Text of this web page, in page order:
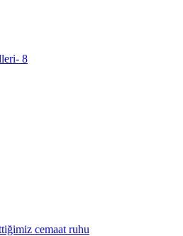
8
cemaat ruhu